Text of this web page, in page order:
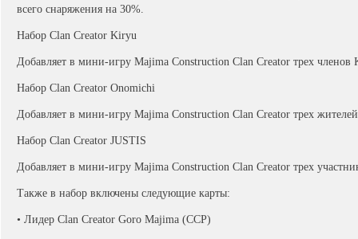
всего снаряжения на 30%.
Набор Clan Creator Kiryu
Добавляет в мини-игру Majima Construction Clan Creator трех членов
Набор Clan Creator Onomichi
Добавляет в мини-игру Majima Construction Clan Creator трех
Набор Clan Creator JUSTIS
Добавляет в мини-игру Majima Construction Clan Creator трех
Также в набор включены следующие карты:
• Лидер Clan Creator Goro Majima (ССР)